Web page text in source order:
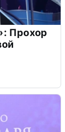
Прохор